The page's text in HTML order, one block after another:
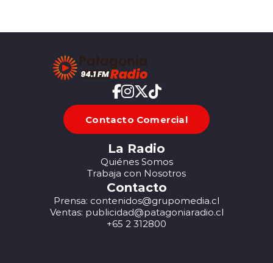
Contacto Comercial
La Radio
Quiénes Somos
Trabaja con Nosotros
Contacto
Prensa: contenidos@grupomedia.cl
Ventas: publicidad@patagoniaradio.cl
+65 2 312800